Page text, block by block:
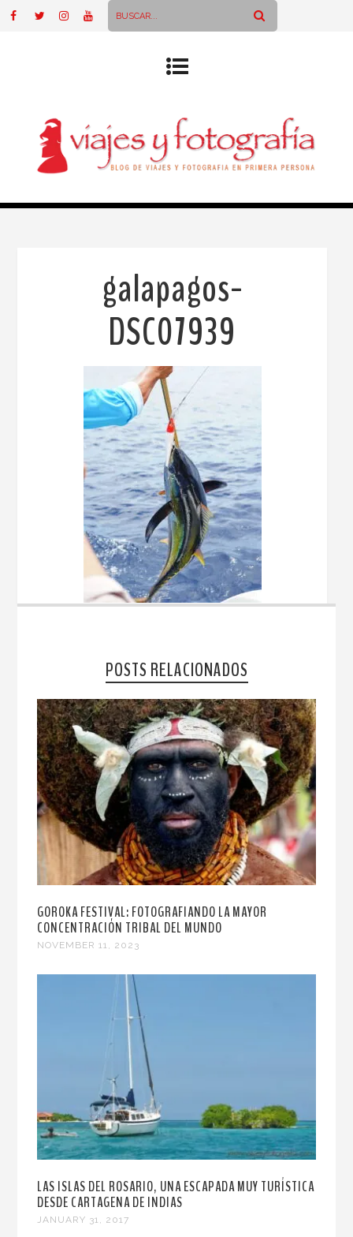
galapagos-
DSC07939
POSTS RELACIONADOS
GOROKA FESTIVAL: FOTOGRAFIANDO LA MAYOR
CONCENTRACIÓN TRIBAL DEL MUNDO
NOVEMBER 11, 2023
LAS ISLAS DEL ROSARIO, UNA ESCAPADA MUY TURÍSTICA
DESDE CARTAGENA DE INDIAS
JANUARY 31, 2017